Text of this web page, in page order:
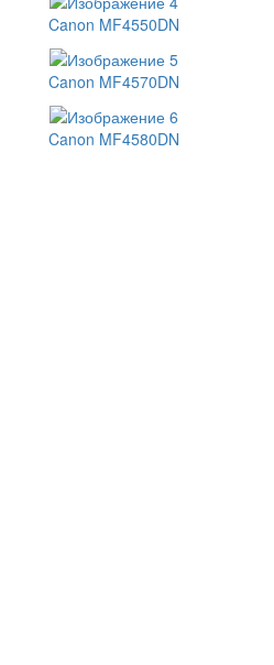
Canon MF4550DN
Canon MF4570DN
Canon MF4580DN